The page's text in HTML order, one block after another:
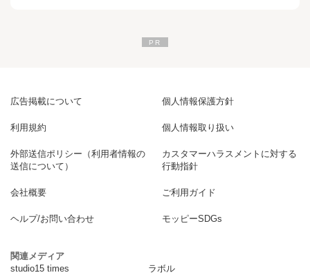
広告掲載について 個人情報保護方針
利用規約 個人情報取り扱い
外部送信ポリシー（利用者情報の
送信について）
カスタマーハラスメントに対する
行動指針
会社概要 ご利用ガイド
ヘルプ/お問い合わせ モッピーSDGs
関連メディア
studio15 times
ラボル